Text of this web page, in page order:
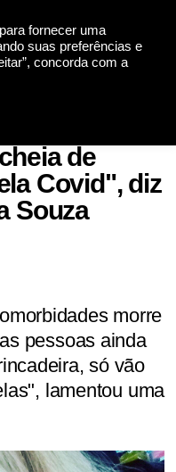
fornecer uma
suas preferências e
concorda com a
de
Covid", diz
Souza
morre
pessoas ainda
só vão
lamentou uma